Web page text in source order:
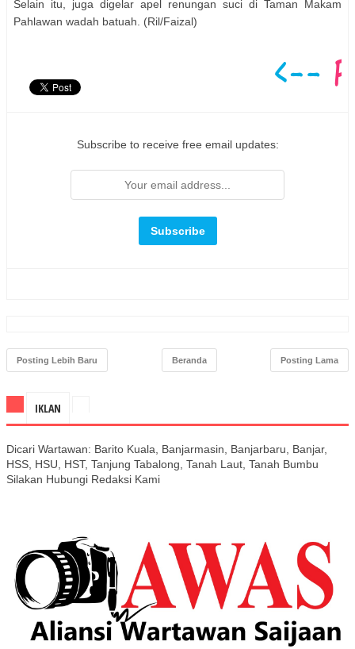
Selain itu, juga digelar apel renungan suci di Taman Makam
Pahlawan wadah batuah. (Ril/Faizal)
Subscribe to receive free email updates:
Posting Lebih Baru Posting Lama
Beranda
IKLAN
Dicari Wartawan: Barito Kuala, Banjarmasin, Banjarbaru, Banjar,
HSS, HSU, HST, Tanjung Tabalong, Tanah Laut, Tanah Bumbu
Silakan Hubungi Redaksi Kami